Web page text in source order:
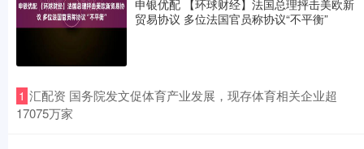
申银优配 【环球财经】法国总理抨击美欧新
贸易协议 多位法国官员称协议“不平衡”
1 ​汇配资 国务院发文促体育产业发展，现存体育相关企业超
17075万家